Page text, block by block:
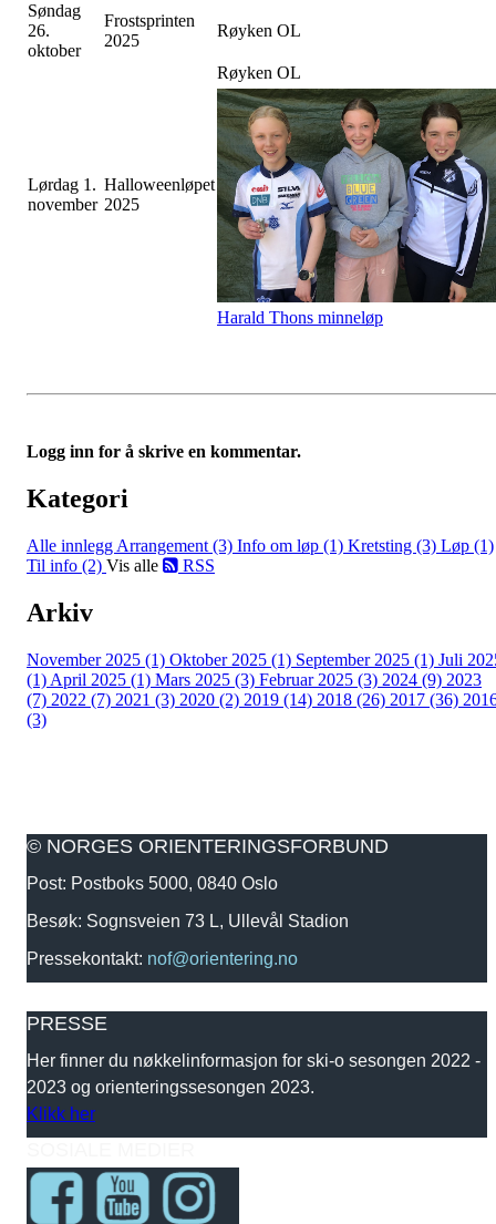
Søndag
26.
oktober
Frostsprinten
2025
Røyken OL
Lørdag 1.
november
Halloweenløpet
2025
Røyken OL
Harald Thons minneløp
Logg inn for å skrive en kommentar.
Kategori
Alle innlegg Arrangement (3) Info om løp (1) Kretsting (3) Løp (1)
Til info (2) Vis alle RSS
Arkiv
November 2025 (1) Oktober 2025 (1) September 2025 (1) Juli
(1) April 2025 (1) Mars 2025 (3) Februar 2025 (3) 2024 (9) 2023
(7) 2022 (7) 2021 (3) 2020 (2) 2019 (14) 2018 (26) 2017 (36)
(3)
© NORGES ORIENTERINGSFORBUND
Post: Postboks 5000, 0840 Oslo
Besøk: Sognsveien 73 L, Ullevål Stadion
Pressekontakt: nof@orientering.no
PRESSE
Her finner du nøkkelinformasjon for ski-o sesongen 2022 -
2023 og orienteringssesongen 2023.
Klikk her